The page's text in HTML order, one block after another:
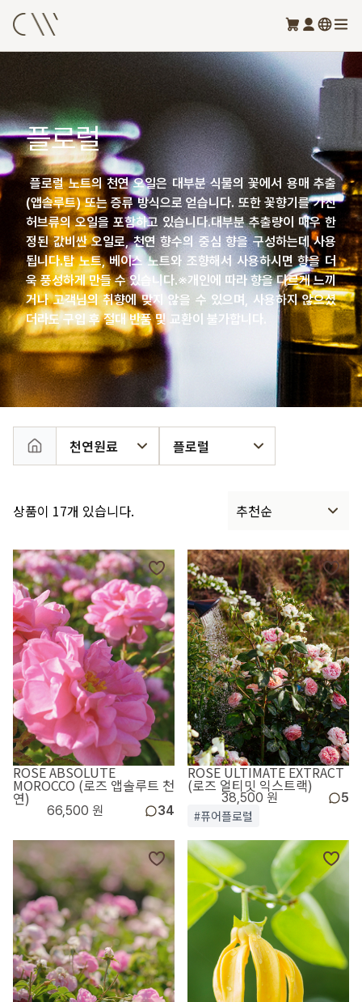
플로럴
플로럴 노트의 천연 오일은 대부분 식물의 꽃에서 용매 추출
(앱솔루트) 또는 증류 방식으로 얻습니다. 또한 꽃향기를 가진
허브류의 오일을 포함하고 있습니다.대부분 추출량이 매우 한
정된 값비싼 오일로, 천연 향수의 중심 향을 구성하는데 사용
됩니다.탑 노트, 베이스 노트와 조향해서 사용하시면 향을 더
욱 풍성하게 만들 수 있습니다.※개인에 따라 향을 다르게 느끼
거나 고객님의 취향에 맞지 않을 수 있으며, 사용하지 않으셨
더라도 구입 후 절대 반품 및 교환이 불가합니다.
천연원료 플로럴
상품이 17개 있습니다. 추천순
ROSE ABSOLUTE
MOROCCO (로즈 앱솔루트 천
연)
66,500 원 34
ROSE ULTIMATE EXTRACT
(로즈 얼티밋 익스트랙)
38,500 원 5
#퓨어플로럴